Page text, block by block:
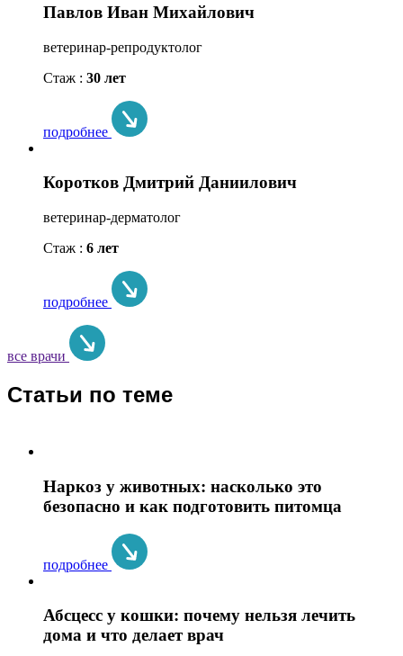
Павлов Иван Михайлович
ветеринар-репродуктолог
Стаж : 30 лет
подробнее
Коротков Дмитрий Даниилович
ветеринар-дерматолог
Стаж : 6 лет
подробнее
все врачи
Статьи по теме
Наркоз у животных: насколько это
безопасно и как подготовить питомца
подробнее
Абсцесс у кошки: почему нельзя лечить
дома и что делает врач